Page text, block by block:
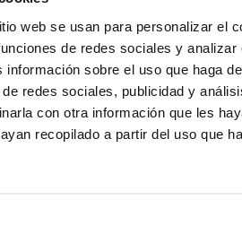
web se usan para personalizar el
de redes sociales y analizar
información sobre el uso que haga
redes sociales, publicidad y
con otra información que les
recopilado a partir del uso que
AVENTURA